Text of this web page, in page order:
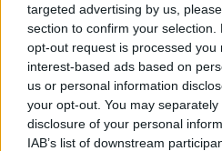
targeted advertising by us,
section to confirm your
opt-out request is processed you
interest-based ads based on
us or personal information
your opt-out. You may
disclosure of your personal
IAB’s list of downstream